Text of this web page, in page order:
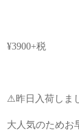
¥3900+税
⚠︎昨日入荷しま
大人気のためお